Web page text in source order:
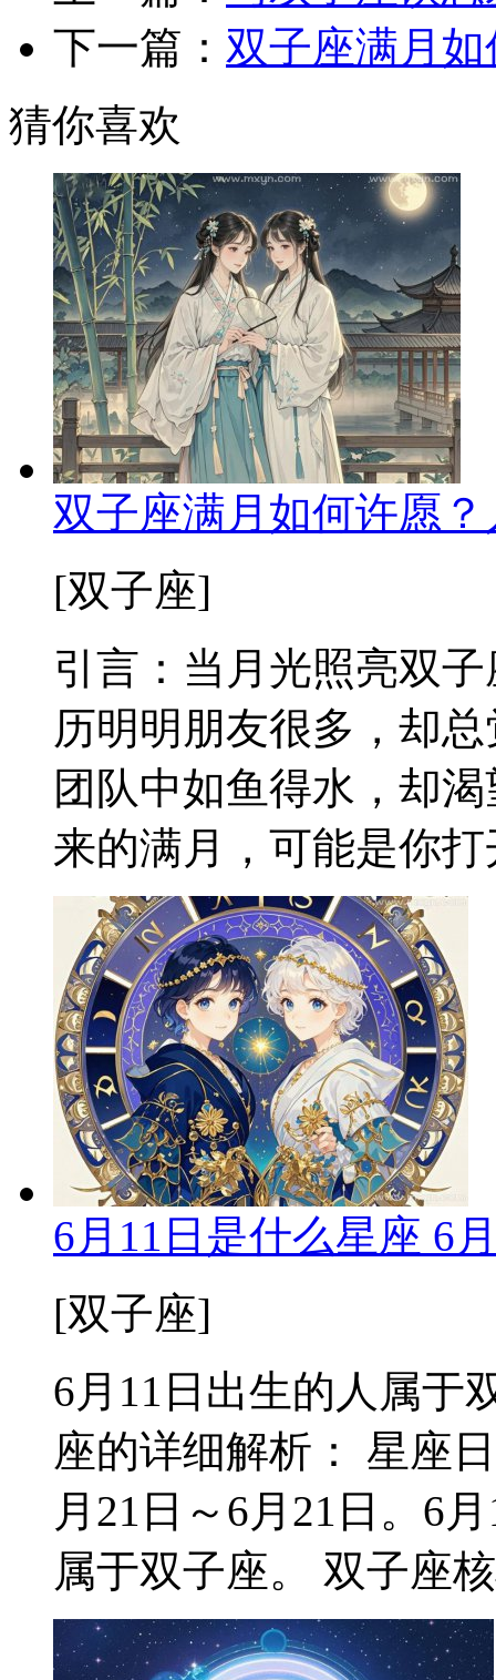
下一篇： 双子座满月
猜你喜欢
双子座满月如何许愿
[双子座]
引言：当月光照亮双
历明明朋友很多，却
团队中如鱼得水，却
来的满月，可能是你
6月11日是什么星座 6
[双子座]
6月11日出生的人属于
座的详细解析： 星座
月21日～6月21日。6
属于双子座。 双子座